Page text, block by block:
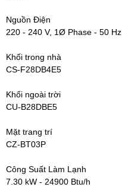
Nguồn Điện
220 - 240 V, 1Ø Phase - 50 Hz
Khối trong nhà
CS-F28DB4E5
Khối ngoài trời
CU-B28DBE5
Mặt trang trí
CZ-BT03P
Công Suất Làm Lạnh
7.30 kW - 24900 Btu/h